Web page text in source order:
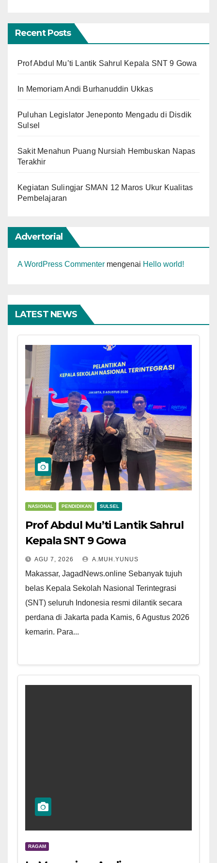
Recent Posts
Prof Abdul Mu’ti Lantik Sahrul Kepala SNT 9 Gowa
In Memoriam Andi Burhanuddin Ukkas
Puluhan Legislator Jeneponto Mengadu di Disdik
Sulsel
Sakit Menahun Puang Nursiah Hembuskan Napas
Terakhir
Kegiatan Sulingjar SMAN 12 Maros Ukur Kualitas
Pembelajaran
Advertorial
A WordPress Commenter mengenai Hello world!
LATEST NEWS
NASIONAL PENDIDIKAN SULSEL
Prof Abdul Mu’ti Lantik Sahrul
Kepala SNT 9 Gowa
AGU 7, 2026 A.MUH.YUNUS
Makassar, JagadNews.online Sebanyak tujuh
belas Kepala Sekolah Nasional Terintegrasi
(SNT) seluruh Indonesia resmi dilantik secara
perdana di Jakarta pada Kamis, 6 Agustus 2026
kemarin. Para...
RAGAM